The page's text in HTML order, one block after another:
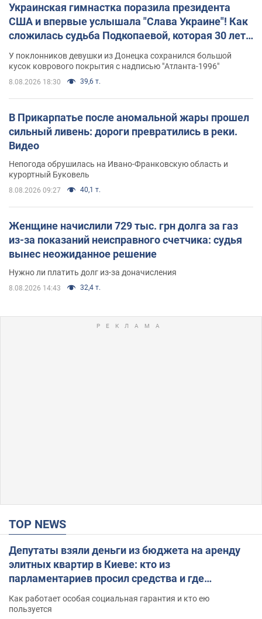
Украинская гимнастка поразила президента
США и впервые услышала "Слава Украине"! Как
сложилась судьба Подкопаевой, которая 30 лет
У поклонников девушки из Донецка сохранился большой
кусок коврового покрытия с надписью "Атланта-1996"
8.08.2026 18:30 39,6 т.
В Прикарпатье после аномальной жары прошел
сильный ливень: дороги превратились в реки.
Видео
Непогода обрушилась на Ивано-Франковскую область и
курортный Буковель
8.08.2026 09:27 40,1 т.
Женщине начислили 729 тыс. грн долга за газ
из-за показаний неисправного счетчика: судья
вынес неожиданное решение
Нужно ли платить долг из-за доначисления
8.08.2026 14:43 32,4 т.
TOP NEWS
Депутаты взяли деньги из бюджета на аренду
элитных квартир в Киеве: кто из
парламентариев просил средства и где
поселился
Как работает особая социальная гарантия и кто ею
пользуется